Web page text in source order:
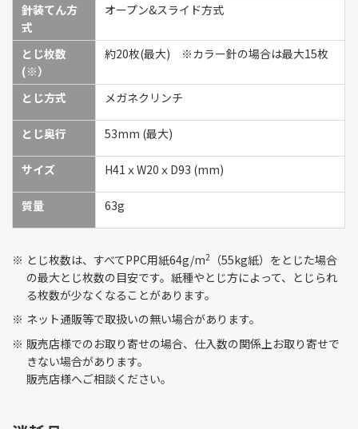
針装てん方
式
オープン&スライド方式
とじ枚数
(※）
約20枚(最大) ※カラー針の場合は最大15枚
とじ方式 メガネクリンチ
とじ奥行 53mm (最大)
サイズ H41ｘW20ｘD93 (mm)
質量 63g
※ とじ枚数は、すべてPPC用紙64g/m2（55kg紙）をとじた場合
の最大とじ枚数の目安です。紙種やとじ方によって、とじられ
る枚数が少なくなることがあります。
※ ネット通販等で取扱いの無い場合があります。
※ 販売店様でのお取り寄せの場合、仕入数の関係上お取り寄せで
きない場合があります。
販売店様へご相談ください。